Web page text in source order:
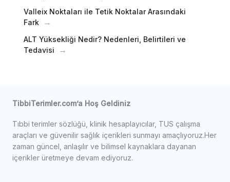
Valleix Noktaları ile Tetik Noktalar Arasındaki
Fark
ALT Yüksekliği Nedir? Nedenleri, Belirtileri ve
Tedavisi
TibbiTerimler.com’a Hoş Geldiniz
Tıbbi terimler sözlüğü, klinik hesaplayıcılar, TUS çalışma
araçları ve güvenilir sağlık içerikleri sunmayı amaçlıyoruz.Her
zaman güncel, anlaşılır ve bilimsel kaynaklara dayanan
içerikler üretmeye devam ediyoruz.